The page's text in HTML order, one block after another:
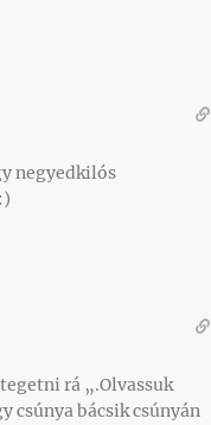
negyedkilós
rá „.Olvassuk
csúnya bácsik csúnyán